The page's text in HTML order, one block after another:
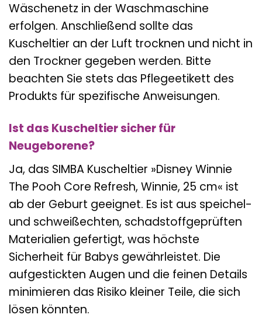
Wäschenetz in der Waschmaschine
erfolgen. Anschließend sollte das
Kuscheltier an der Luft trocknen und nicht in
den Trockner gegeben werden. Bitte
beachten Sie stets das Pflegeetikett des
Produkts für spezifische Anweisungen.
Ist das Kuscheltier sicher für
Neugeborene?
Ja, das SIMBA Kuscheltier »Disney Winnie
The Pooh Core Refresh, Winnie, 25 cm« ist
ab der Geburt geeignet. Es ist aus speichel-
und schweißechten, schadstoffgeprüften
Materialien gefertigt, was höchste
Sicherheit für Babys gewährleistet. Die
aufgestickten Augen und die feinen Details
minimieren das Risiko kleiner Teile, die sich
lösen könnten.